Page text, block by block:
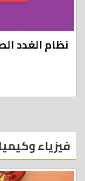
نظام الغدد
فيزياء